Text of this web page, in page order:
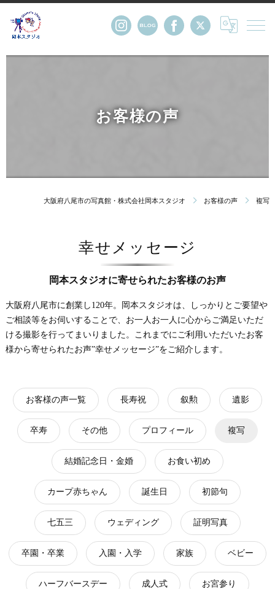
お客様の声
大阪府八尾市の写真館・株式会社岡本スタジオ お客様の声 複写
幸せメッセージ
岡本スタジオに寄せられたお客様のお声
大阪府八尾市に創業し120年。岡本スタジオは、しっかりとご要望や
ご相談等をお伺いすることで、お一人お一人に心からご満足いただ
ける撮影を行ってまいりました。これまでにご利用いただいたお客
様から寄せられたお声”幸せメッセージ”をご紹介します。
お客様の声一覧 長寿祝 叙勲 遺影
卒寿 その他 プロフィール 複写
結婚記念日・金婚 お食い初め
カープ赤ちゃん 誕生日 初節句
七五三 ウェディング 証明写真
卒園・卒業 入園・入学 家族 ベビー
ハーフバースデー 成人式 お宮参り